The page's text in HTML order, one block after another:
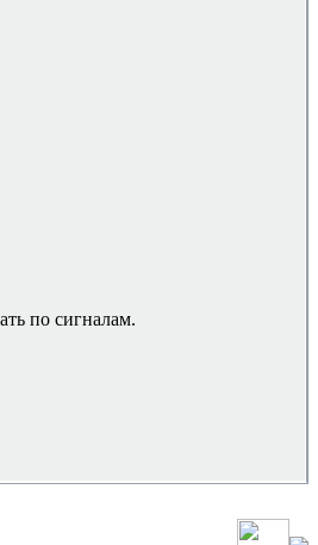
по сигналам.